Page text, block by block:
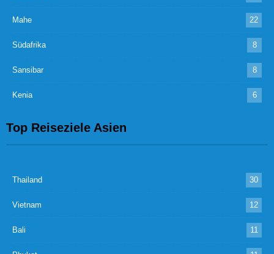
Mahe 22
Südafrika 8
Sansibar 8
Kenia 6
Top Reiseziele Asien
Thailand 30
Vietnam 12
Bali 11